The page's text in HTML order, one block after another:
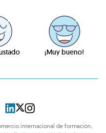
¡Muy bueno!
internacional de formación,